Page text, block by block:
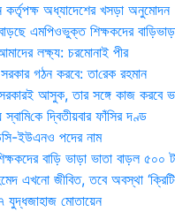
কর্তৃপক্ষ অধ্যাদেশের খসড়া অনুমোদন
এমপিওভুক্ত শিক্ষকদের
লক্ষ্য: চরমোনাই পীর
গঠন করবে: তা‌রেক রহমান
আসুক, তার সঙ্গে কাজ করবে
দ্বিতীয়বার ফাঁসির দণ্ড
ইউএনও পদের নাম
বাড়ি ভাড়া ভাতা বাড়ল ৫০০
এখনো জীবিত, তবে অবস্থা
যুদ্ধজাহাজ মোতায়েন